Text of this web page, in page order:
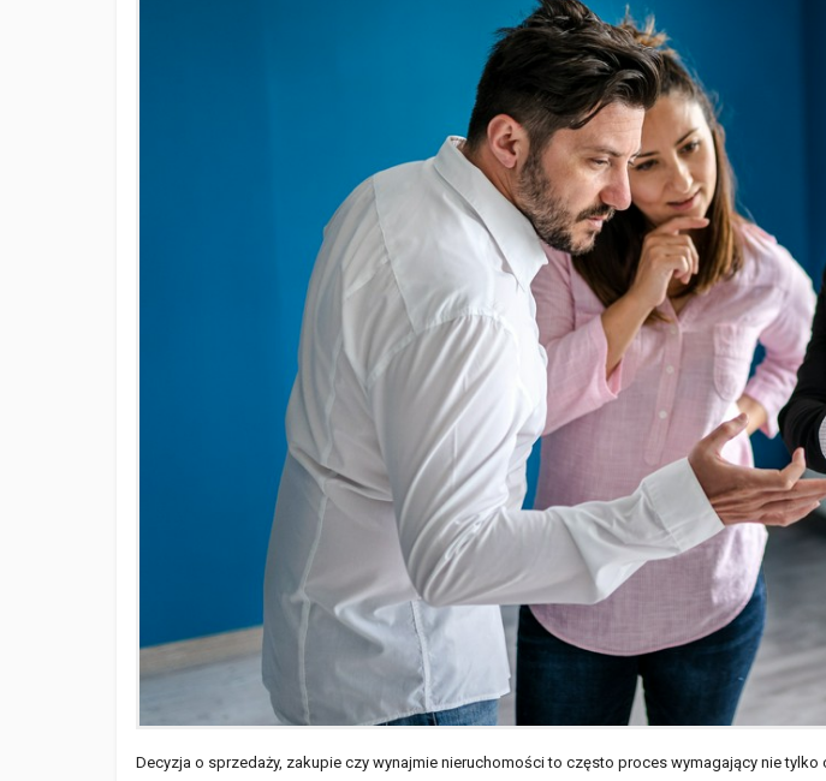
Decyzja o sprzedaży, zakupie czy wynajmie nieruchomości to często proces wymagający nie